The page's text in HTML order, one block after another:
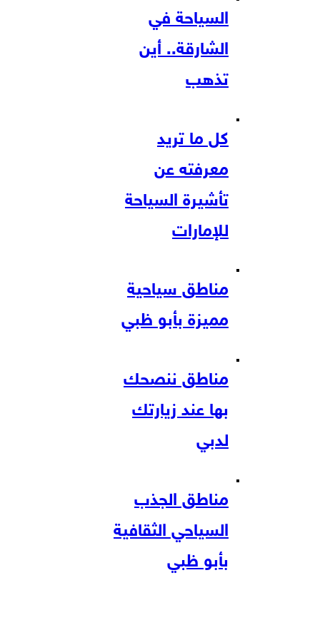
السياحة في
الشارقة.. أين
تذهب
كل ما تريد
معرفته عن
تأشيرة السياحة
للإمارات
مناطق سياحية
مميزة بأبو ظبي
مناطق ننصحك
بها عند زيارتك
لدبي
مناطق الجذب
السياحي الثقافية
بأبو ظبي